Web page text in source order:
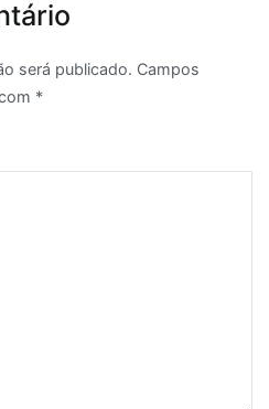
será publicado. Campos
*